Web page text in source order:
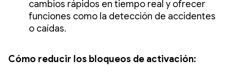
cambios rápidos en tiempo real y ofrecer
funciones como la detección de accidentes
o caídas.
Cómo reducir los bloqueos de activación: